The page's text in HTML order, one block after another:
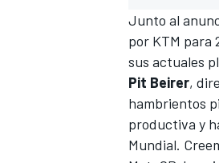
Junto al
por KTM para
sus actuales
Pit Beirer,
hambrientos
productiva y
Mundial.